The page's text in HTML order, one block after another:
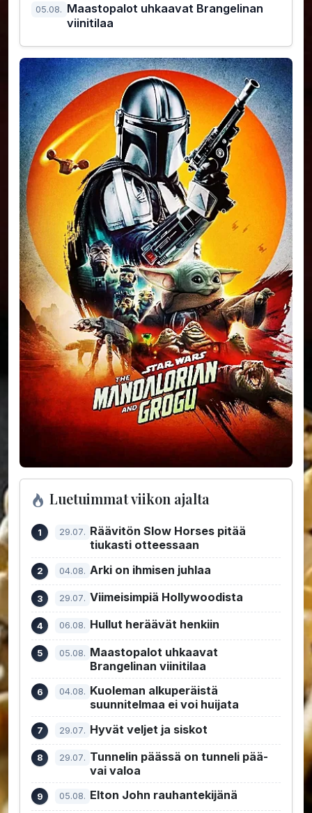
05.08. Maastopalot uhkaavat Brangelinan
viinitilaa
Luetuimmat viikon ajalta
29.07. Räävitön Slow Horses pitää
tiukasti otteessaan
04.08. Arki on ihmisen juhlaa
29.07. Viimeisimpiä Hollywoodista
06.08. Hullut heräävät henkiin
05.08. Maastopalot uhkaavat
Brangelinan viinitilaa
04.08. Kuoleman alkuperäistä
suunnitelmaa ei voi huijata
29.07. Hyvät veljet ja siskot
29.07. Tunnelin päässä on tunneli pää-
vai valoa
05.08. Elton John rauhantekijänä